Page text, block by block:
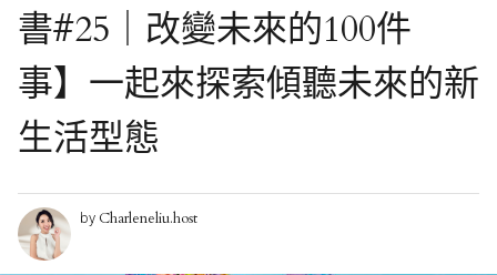
書#25｜改變未來的100件
事】一起來探索傾聽未來的新
生活型態
by Charleneliu.host